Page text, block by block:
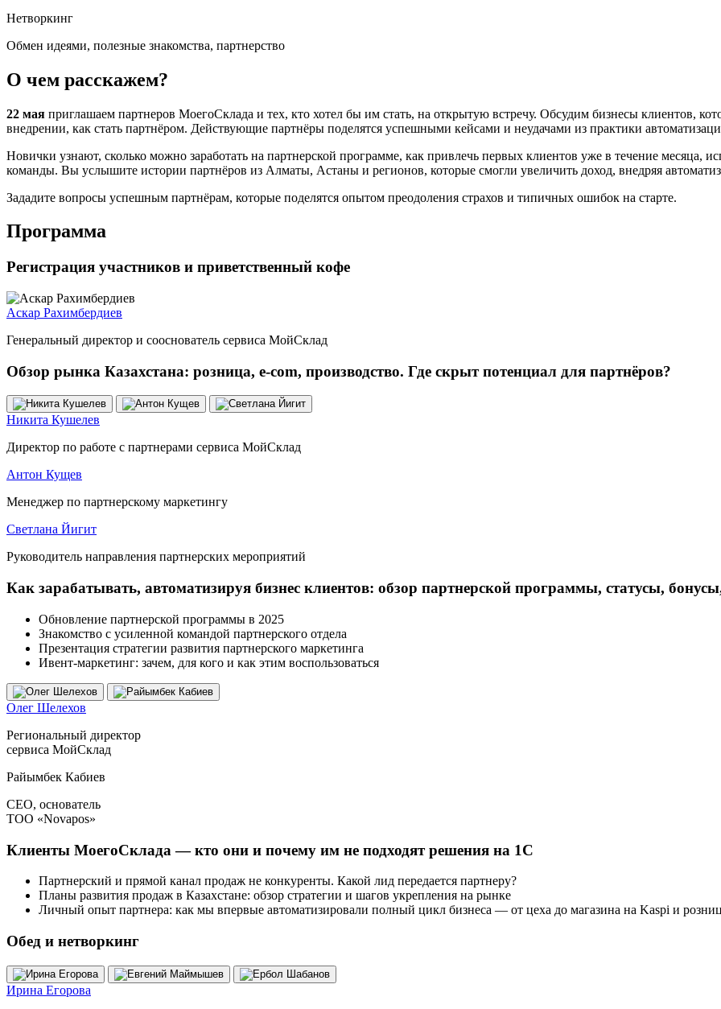
Нетворкинг
Обмен идеями, полезные знакомства, партнерство
О чем расскажем?
22 мая приглашаем партнеров МоегоСклада и тех, кто хотел бы им стать, на открытую встречу. Обсудим бизнесы клиентов,
внедрении, как стать партнёром. Действующие партнёры поделятся успешными кейсами и неудачами из практики
Новички узнают, сколько можно заработать на партнерской программе, как привлечь первых клиентов уже в течение месяца,
команды. Вы услышите истории партнёров из Алматы, Астаны и регионов, которые смогли увеличить доход, внедряя
Зададите вопросы успешным партнёрам, которые поделятся опытом преодоления страхов и типичных ошибок на старте.
Программа
Регистрация участников и приветственный кофе
Аскар Рахимбердиев
Генеральный директор и сооснователь сервиса МойСклад
Обзор рынка Казахстана: розница, e‑com, производство. Где скрыт потенциал для партнёров?
Никита Кушелев
Директор по работе с партнерами сервиса МойСклад
Антон Кущев
Менеджер по партнерскому маркетингу
Светлана Йигит
Руководитель направления партнерских мероприятий
Как зарабатывать, автоматизируя бизнес клиентов: обзор партнерской программы, статусы,
Обновление партнерской программы в 2025
Знакомство с усиленной командой партнерского отдела
Презентация стратегии развития партнерского маркетинга
Ивент-маркетинг: зачем, для кого и как этим воспользоваться
Олег Шелехов
Региональный директор
сервиса МойСклад
Райымбек Кабиев
СЕО, основатель
ТОО «Novapos»
Клиенты МоегоСклада — кто они и почему им не подходят решения на 1С
Партнерский и прямой канал продаж не конкуренты. Какой лид передается партнеру?
Планы развития продаж в Казахстане: обзор стратегии и шагов укрепления на рынке
Личный опыт партнера: как мы впервые автоматизировали полный цикл бизнеса — от цеха до магазина на Kaspi и
Обед и нетворкинг
Ирина Егорова